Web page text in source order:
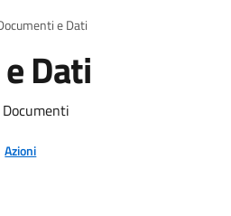
e Dati
Dati
Azioni